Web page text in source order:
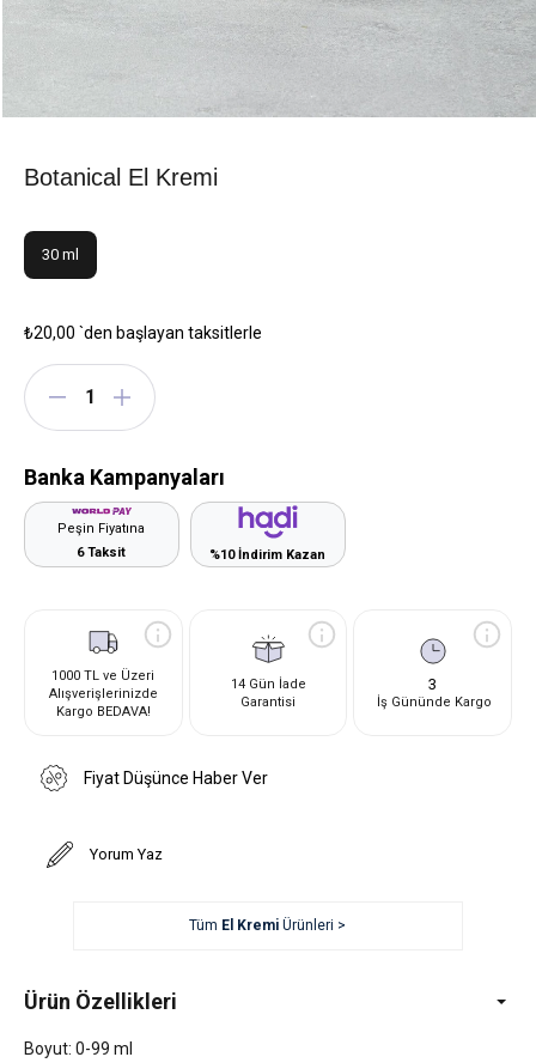
Botanical El Kremi
30 ml
₺20,00 `den başlayan taksitlerle
Banka Kampanyaları
Peşin Fiyatına
6 Taksit
%10 İndirim Kazan
1000 TL ve Üzeri
Alışverişlerinizde
Kargo BEDAVA!
14 Gün İade
Garantisi
3
İş Gününde Kargo
Fiyat Düşünce Haber Ver
Yorum Yaz
Tüm El Kremi Ürünleri >
Ürün Özellikleri
Boyut: 0-99 ml